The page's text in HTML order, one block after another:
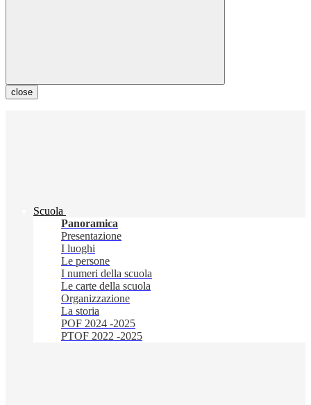
close
Scuola
Panoramica
Presentazione
I luoghi
Le persone
I numeri della scuola
Le carte della scuola
Organizzazione
La storia
POF 2024 -2025
PTOF 2022 -2025